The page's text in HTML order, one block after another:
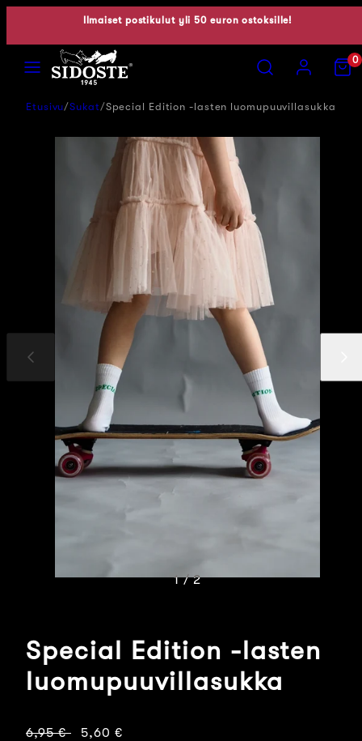
Ilmaiset postikulut yli 50 euron ostoksille!
Hae
Näytä0
Etusivu Sukat Special Edition -lasten luomupuuvillasukka
Edellinen
1 / 2
Special Edition -lasten
luomupuuvillasukka
Normaalihinta
6,95 € Myyntihinta
5,60 €